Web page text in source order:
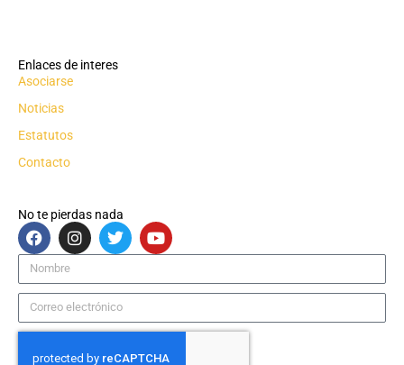
Enlaces de interes
Asociarse
Noticias
Estatutos
Contacto
No te pierdas nada
F
a
c
e
b
o
o
I
n
s
a
g
r
m
T
w
i
t
e
r
Y
o
u
u
e
Nombre
Correo
electrónico